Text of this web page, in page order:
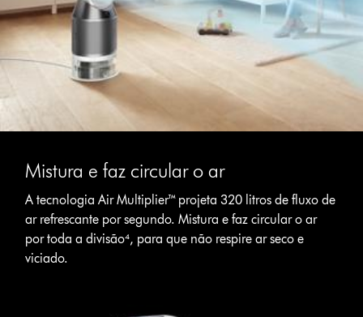
Mistura e faz circular o ar
A tecnologia Air Multiplier™ projeta 320 litros de fluxo de
ar refrescante por segundo. Mistura e faz circular o ar
por toda a divisão⁴, para que não respire ar seco e
viciado.